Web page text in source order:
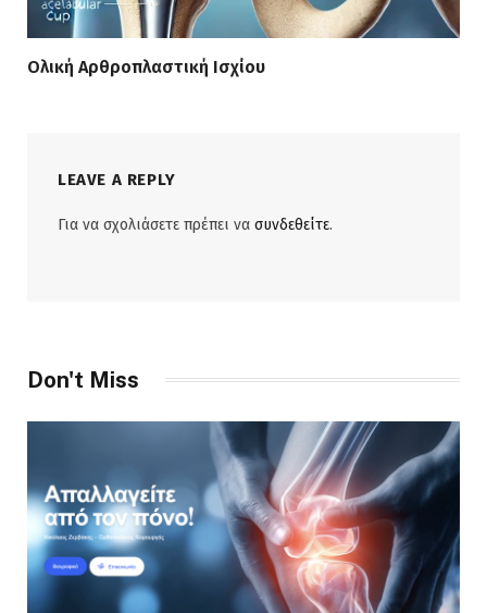
Ολική Αρθροπλαστική Ισχίου
LEAVE A REPLY
Για να σχολιάσετε πρέπει να συνδεθείτε.
Don't Miss